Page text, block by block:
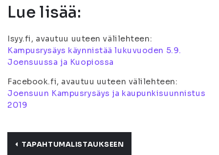
Lue lisää:
Isyy.fi, avautuu uuteen välilehteen:
Kampusrysäys käynnistää lukuvuoden 5.9.
Joensuussa ja Kuopiossa
Facebook.fi, avautuu uuteen välilehteen:
Joensuun Kampusrysäys ja kaupunkisuunnistus
2019
TAPAHTUMALISTAUKSEEN